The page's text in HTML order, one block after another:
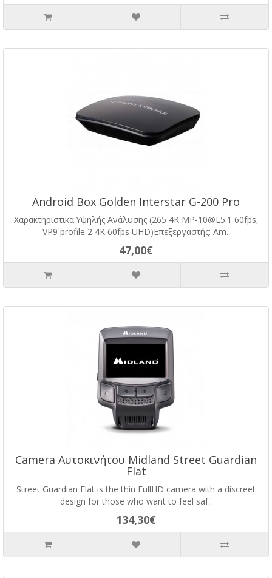
Android Box Golden Interstar G-200 Pro
Χαρακτηριστικά:Υψηλής Ανάλυσης (265 4K MP-10@L5.1 60fps,
VP9 profile 2 4K 60fps UHD)Επεξεργαστής: Am..
47,00€
Camera Αυτοκινήτου Midland Street Guardian
Flat
Street Guardian Flat is the thin FullHD camera with a discreet
design for those who want to feel saf..
134,30€